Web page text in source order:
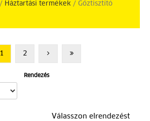
/ Háztartási termékek / Gőztisztító
1 2
Rendezés
Válasszon elrendezést